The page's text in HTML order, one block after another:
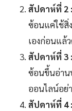
สัปดาห์ที่ 2 :
ซ้อนแค่ใช้สิ่
เองก่อนแล้
สัปดาห์ที่ 3 :
ซ้อนขึ้นอ่าน
ออนไลน์อย่
สัปดาห์ที่ 4 :